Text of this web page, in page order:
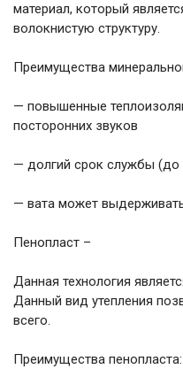
материал, который
волокнистую структуру.
Преимущества
— повышенные
посторонних звуков
— долгий срок службы (до
— вата может
Пенопласт –
Данная технология
Данный вид утепления
всего.
Преимущества пенопласта: